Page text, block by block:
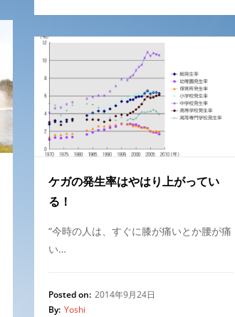
ケガの発生率はやはり上がってい
る！
“今時の人は、すぐに膝が痛いとか腰が痛
い…
Posted on: 2014年9月24日
By: Yoshi